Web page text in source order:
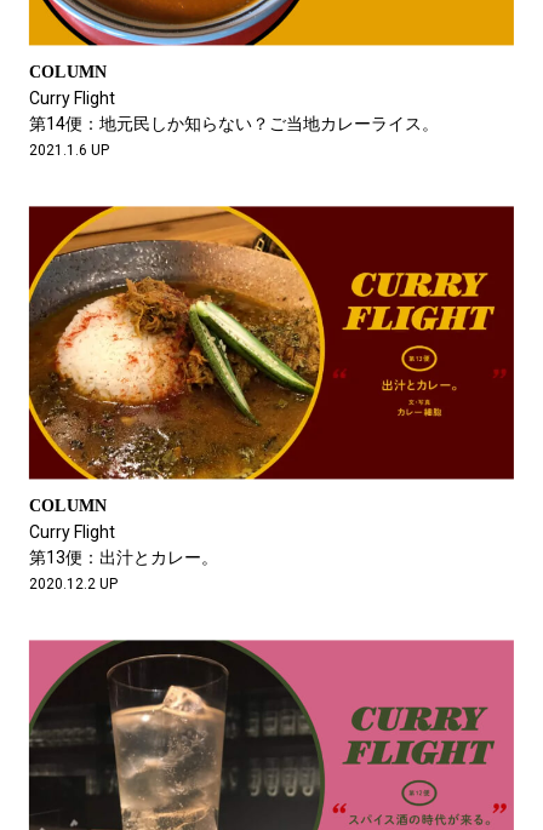
COLUMN
Curry Flight
第14便：地元民しか知らない？ご当地カレーライス。
2021.1.6 UP
COLUMN
Curry Flight
第13便：出汁とカレー。
2020.12.2 UP